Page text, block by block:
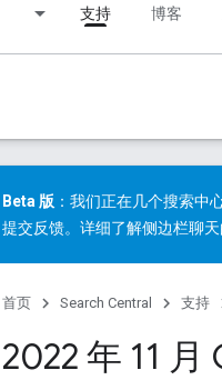
支持 博客
Beta 版 ：我们正在几个搜索中
提交反馈。详细了解侧边栏聊
首页 Search Central 支持
2022 年 11